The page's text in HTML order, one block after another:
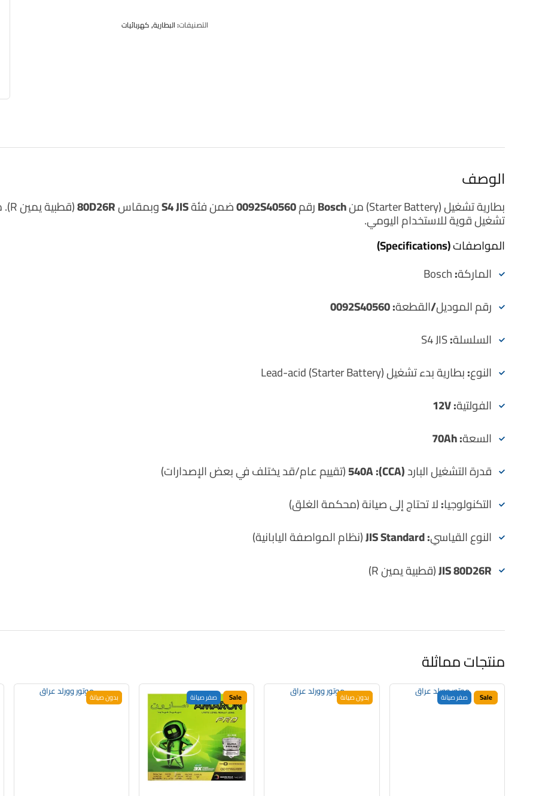
التصنيفات:البطارية,كهربائيات
الوصف
بطارية تشغيل (Starter Battery) من Boschرقم0092S40560ضمن فئةS4 JISوبمقاس80D26R(قطبية يمين R). مخصصة لسيارات تعتمد قياسات
تشغيل قوية للاستخدام اليومي.
المواصفات (Specifications)
الماركة:
رقم الموديل/القطعة:0092S40560
السلسلة:
النوع:بطارية بدء تشغيل (Starter Battery) Lead-acid
الفولتية:12V
السعة:70Ah
قدرة التشغيل البارد (CCA):
540A(تقييم عام/قد يختلف في بعض الإصدارات)
التكنولوجيا:لا تحتاج إلى صيانة (محكمة الغلق)
النوع القياسي:JIS Standard(نظام المواصفة اليابانية)
JIS 80D26R(قطبية يمين R)
منتجات مماثلة
Sale صفر صيانة بدون صيانة Sale صفر صيانة بدون صيانة